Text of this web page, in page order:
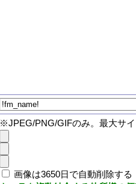
※JPEG/PNG/GIFのみ。最大サ
画像は3650日で自動削除する